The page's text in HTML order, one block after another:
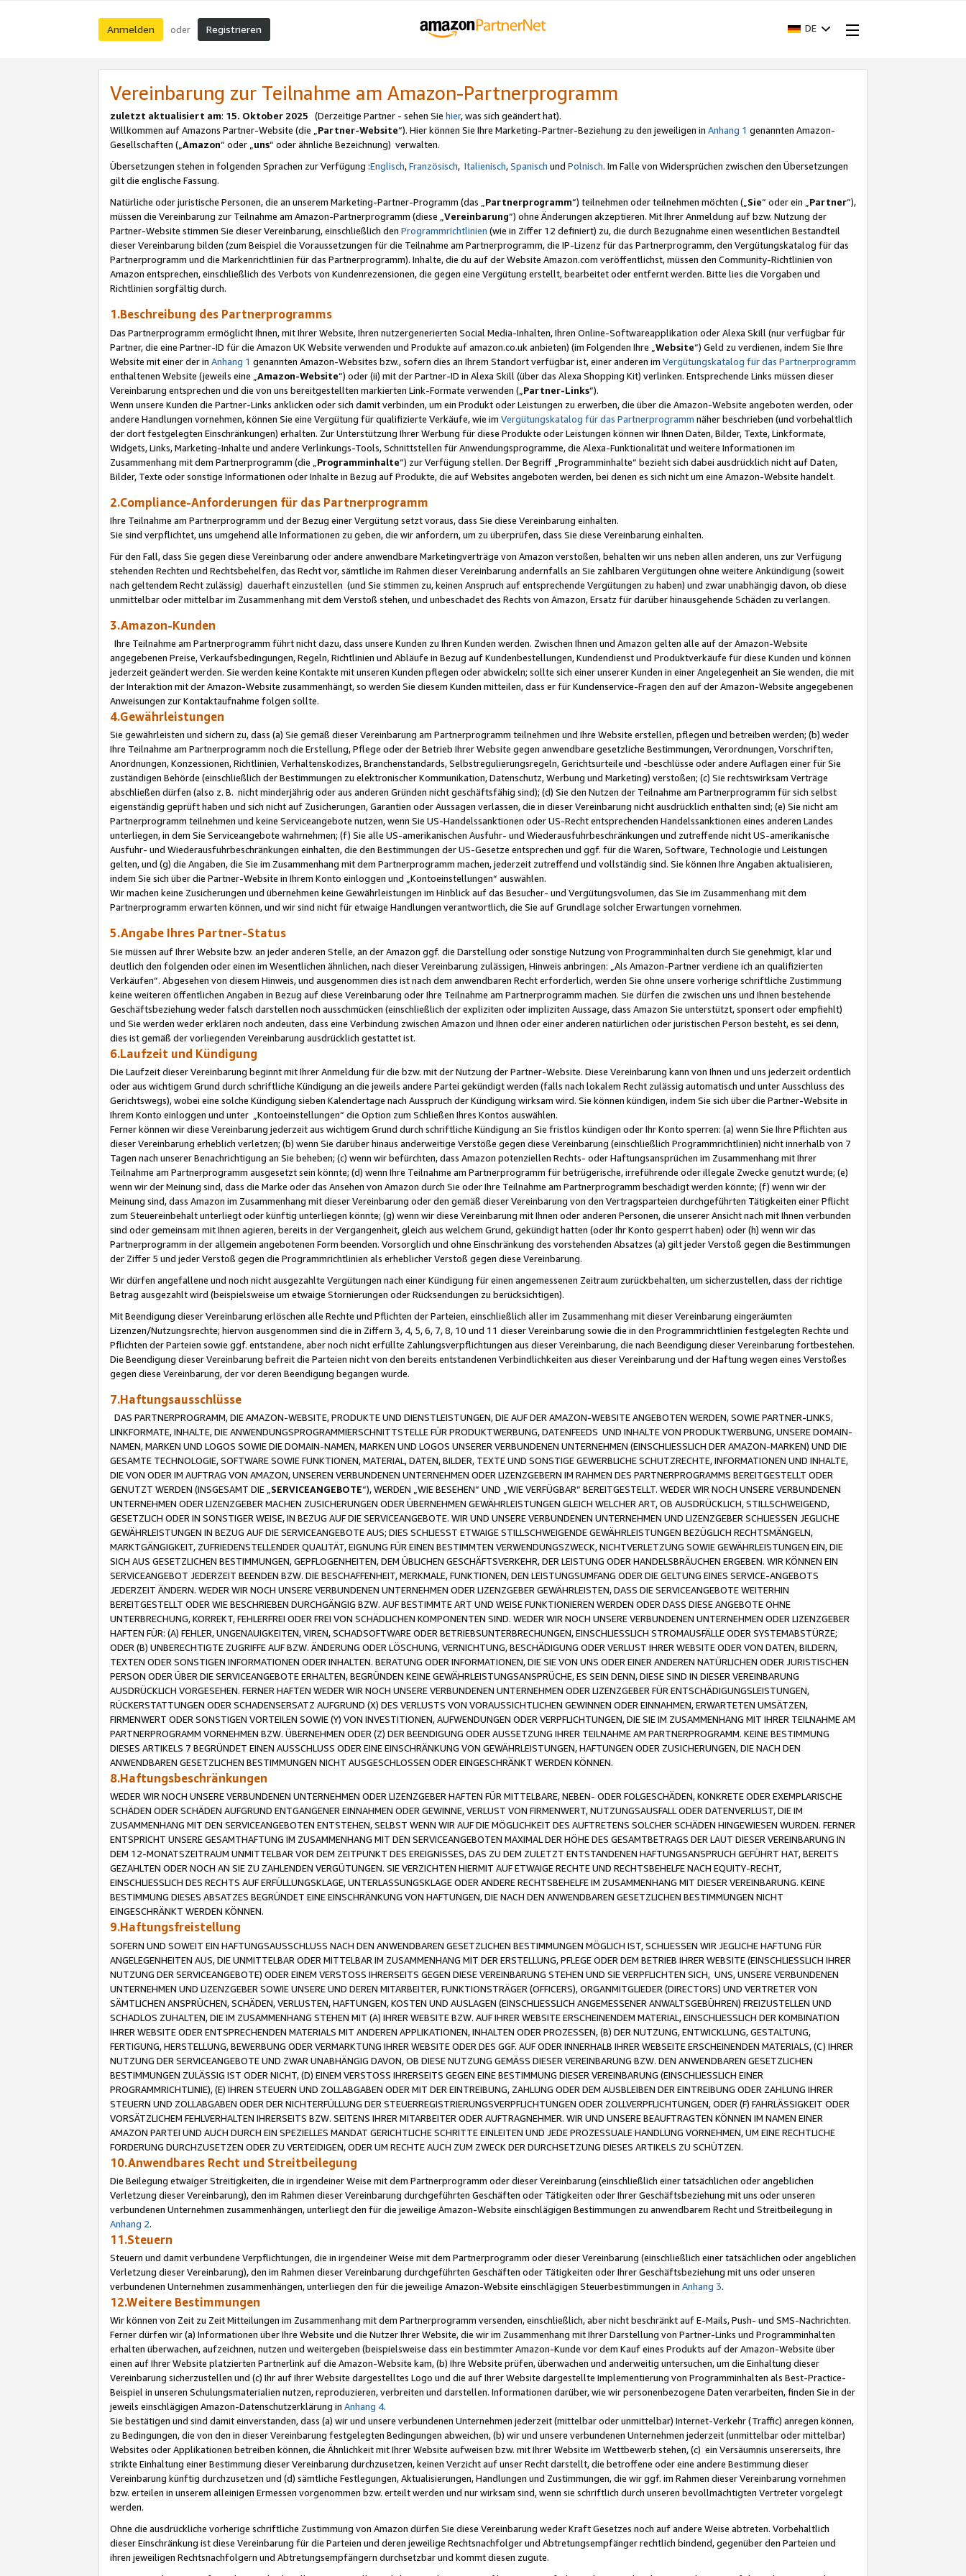
Anmelden oder Registrieren DE
Vereinbarung zur Teilnahme am Amazon-Partnerprogramm
zuletzt aktualisiert am: 15. Oktober 2025 (Derzeitige Partner - sehen Sie hier, was sich geändert hat).
Willkommen auf Amazons Partner-Website (die „Partner-Website“). Hier können Sie Ihre Marketing-Partner-Beziehung zu den jeweiligen in Anhang 1 genannten Amazon-
Gesellschaften („Amazon“ oder „uns“ oder ähnliche Bezeichnung) verwalten.
Übersetzungen stehen in folgenden Sprachen zur Verfügung :Englisch,Französisch, Italienisch,Spanisch und Polnisch. Im Falle von Widersprüchen zwischen den Übersetzungen
gilt die englische Fassung.
Natürliche oder juristische Personen, die an unserem Marketing-Partner-Programm (das „Partnerprogramm“) teilnehmen oder teilnehmen möchten („Sie“ oder ein „Partner“),
müssen die Vereinbarung zur Teilnahme am Amazon-Partnerprogramm (diese „Vereinbarung“) ohne Änderungen akzeptieren. Mit Ihrer Anmeldung auf bzw. Nutzung der
Partner-Website stimmen Sie dieser Vereinbarung, einschließlich den Programmrichtlinien (wie in Ziffer 12 definiert) zu, die durch Bezugnahme einen wesentlichen Bestandteil
dieser Vereinbarung bilden (zum Beispiel die Voraussetzungen für die Teilnahme am Partnerprogramm, die IP-Lizenz für das Partnerprogramm, den Vergütungskatalog für das
Partnerprogramm und die Markenrichtlinien für das Partnerprogramm). Inhalte, die du auf der Website Amazon.com veröffentlichst, müssen den Community-Richtlinien von
Amazon entsprechen, einschließlich des Verbots von Kundenrezensionen, die gegen eine Vergütung erstellt, bearbeitet oder entfernt werden. Bitte lies die Vorgaben und
Richtlinien sorgfältig durch.
1.Beschreibung des Partnerprogramms
Das Partnerprogramm ermöglicht Ihnen, mit Ihrer Website, Ihren nutzergenerierten Social Media-Inhalten, Ihren Online-Softwareapplikation oder Alexa Skill (nur verfügbar für
Partner, die eine Partner-ID für die Amazon UK Website verwenden und Produkte auf amazon.co.uk anbieten) (im Folgenden Ihre „ Website“) Geld zu verdienen, indem Sie Ihre
Website mit einer der in Anhang 1 genannten Amazon-Websites bzw., sofern dies an Ihrem Standort verfügbar ist, einer anderen im Vergütungskatalog für das Partnerprogramm
enthaltenen Website (jeweils eine „ Amazon-Website“) oder (ii) mit der Partner-ID in Alexa Skill (über das Alexa Shopping Kit) verlinken. Entsprechende Links müssen dieser
Vereinbarung entsprechen und die von uns bereitgestellten markierten Link-Formate verwenden („ Partner-Links“).
Wenn unsere Kunden die Partner-Links anklicken oder sich damit verbinden, um ein Produkt oder Leistungen zu erwerben, die über die Amazon-Website angeboten werden, oder
andere Handlungen vornehmen, können Sie eine Vergütung für qualifizierte Verkäufe, wie im Vergütungskatalog für das Partnerprogramm näher beschrieben (und vorbehaltlich
der dort festgelegten Einschränkungen) erhalten. Zur Unterstützung Ihrer Werbung für diese Produkte oder Leistungen können wir Ihnen Daten, Bilder, Texte, Linkformate,
Widgets, Links, Marketing-Inhalte und andere Verlinkungs-Tools, Schnittstellen für Anwendungsprogramme, die Alexa-Funktionalität und weitere Informationen im
Zusammenhang mit dem Partnerprogramm (die „ Programminhalte“) zur Verfügung stellen. Der Begriff „Programminhalte“ bezieht sich dabei ausdrücklich nicht auf Daten,
Bilder, Texte oder sonstige Informationen oder Inhalte in Bezug auf Produkte, die auf Websites angeboten werden, bei denen es sich nicht um eine Amazon-Website handelt.
2.Compliance-Anforderungen für das Partnerprogramm
Ihre Teilnahme am Partnerprogramm und der Bezug einer Vergütung setzt voraus, dass Sie diese Vereinbarung einhalten.
Sie sind verpflichtet, uns umgehend alle Informationen zu geben, die wir anfordern, um zu überprüfen, dass Sie diese Vereinbarung einhalten.
Für den Fall, dass Sie gegen diese Vereinbarung oder andere anwendbare Marketingverträge von Amazon verstoßen, behalten wir uns neben allen anderen, uns zur Verfügung
stehenden Rechten und Rechtsbehelfen, das Recht vor, sämtliche im Rahmen dieser Vereinbarung andernfalls an Sie zahlbaren Vergütungen ohne weitere Ankündigung (soweit
nach geltendem Recht zulässig) dauerhaft einzustellen (und Sie stimmen zu, keinen Anspruch auf entsprechende Vergütungen zu haben) und zwar unabhängig davon, ob diese
unmittelbar oder mittelbar im Zusammenhang mit dem Verstoß stehen, und unbeschadet des Rechts von Amazon, Ersatz für darüber hinausgehende Schäden zu verlangen.
3.Amazon-Kunden
Ihre Teilnahme am Partnerprogramm führt nicht dazu, dass unsere Kunden zu Ihren Kunden werden. Zwischen Ihnen und Amazon gelten alle auf der Amazon-Website
angegebenen Preise, Verkaufsbedingungen, Regeln, Richtlinien und Abläufe in Bezug auf Kundenbestellungen, Kundendienst und Produktverkäufe für diese Kunden und können
jederzeit geändert werden. Sie werden keine Kontakte mit unseren Kunden pflegen oder abwickeln; sollte sich einer unserer Kunden in einer Angelegenheit an Sie wenden, die mit
der Interaktion mit der Amazon-Website zusammenhängt, so werden Sie diesem Kunden mitteilen, dass er für Kundenservice-Fragen den auf der Amazon-Website angegebenen
Anweisungen zur Kontaktaufnahme folgen sollte.
4.Gewährleistungen
Sie gewährleisten und sichern zu, dass (a) Sie gemäß dieser Vereinbarung am Partnerprogramm teilnehmen und Ihre Website erstellen, pflegen und betreiben werden; (b) weder
Ihre Teilnahme am Partnerprogramm noch die Erstellung, Pflege oder der Betrieb Ihrer Website gegen anwendbare gesetzliche Bestimmungen, Verordnungen, Vorschriften,
Anordnungen, Konzessionen, Richtlinien, Verhaltenskodizes, Branchenstandards, Selbstregulierungsregeln, Gerichtsurteile und -beschlüsse oder andere Auflagen einer für Sie
zuständigen Behörde (einschließlich der Bestimmungen zu elektronischer Kommunikation, Datenschutz, Werbung und Marketing) verstoßen; (c) Sie rechtswirksam Verträge
abschließen dürfen (also z. B. nicht minderjährig oder aus anderen Gründen nicht geschäftsfähig sind); (d) Sie den Nutzen der Teilnahme am Partnerprogramm für sich selbst
eigenständig geprüft haben und sich nicht auf Zusicherungen, Garantien oder Aussagen verlassen, die in dieser Vereinbarung nicht ausdrücklich enthalten sind; (e) Sie nicht am
Partnerprogramm teilnehmen und keine Serviceangebote nutzen, wenn Sie US-Handelssanktionen oder US-Recht entsprechenden Handelssanktionen eines anderen Landes
unterliegen, in dem Sie Serviceangebote wahrnehmen; (f) Sie alle US-amerikanischen Ausfuhr- und Wiederausfuhrbeschränkungen und zutreffende nicht US-amerikanische
Ausfuhr- und Wiederausfuhrbeschränkungen einhalten, die den Bestimmungen der US-Gesetze entsprechen und ggf. für die Waren, Software, Technologie und Leistungen
gelten, und (g) die Angaben, die Sie im Zusammenhang mit dem Partnerprogramm machen, jederzeit zutreffend und vollständig sind. Sie können Ihre Angaben aktualisieren,
indem Sie sich über die Partner-Website in Ihrem Konto einloggen und „Kontoeinstellungen“ auswählen.
Wir machen keine Zusicherungen und übernehmen keine Gewährleistungen im Hinblick auf das Besucher- und Vergütungsvolumen, das Sie im Zusammenhang mit dem
Partnerprogramm erwarten können, und wir sind nicht für etwaige Handlungen verantwortlich, die Sie auf Grundlage solcher Erwartungen vornehmen.
5.Angabe Ihres Partner-Status
Sie müssen auf Ihrer Website bzw. an jeder anderen Stelle, an der Amazon ggf. die Darstellung oder sonstige Nutzung von Programminhalten durch Sie genehmigt, klar und
deutlich den folgenden oder einen im Wesentlichen ähnlichen, nach dieser Vereinbarung zulässigen, Hinweis anbringen: „Als Amazon-Partner verdiene ich an qualifizierten
Verkäufen“. Abgesehen von diesem Hinweis, und ausgenommen dies ist nach dem anwendbaren Recht erforderlich, werden Sie ohne unsere vorherige schriftliche Zustimmung
keine weiteren öffentlichen Angaben in Bezug auf diese Vereinbarung oder Ihre Teilnahme am Partnerprogramm machen. Sie dürfen die zwischen uns und Ihnen bestehende
Geschäftsbeziehung weder falsch darstellen noch ausschmücken (einschließlich der expliziten oder impliziten Aussage, dass Amazon Sie unterstützt, sponsert oder empfiehlt)
und Sie werden weder erklären noch andeuten, dass eine Verbindung zwischen Amazon und Ihnen oder einer anderen natürlichen oder juristischen Person besteht, es sei denn,
dies ist gemäß der vorliegenden Vereinbarung ausdrücklich gestattet ist.
6.Laufzeit und Kündigung
Die Laufzeit dieser Vereinbarung beginnt mit Ihrer Anmeldung für die bzw. mit der Nutzung der Partner-Website. Diese Vereinbarung kann von Ihnen und uns jederzeit ordentlich
oder aus wichtigem Grund durch schriftliche Kündigung an die jeweils andere Partei gekündigt werden (falls nach lokalem Recht zulässig automatisch und unter Ausschluss des
Gerichtswegs), wobei eine solche Kündigung sieben Kalendertage nach Ausspruch der Kündigung wirksam wird. Sie können kündigen, indem Sie sich über die Partner-Website in
Ihrem Konto einloggen und unter „Kontoeinstellungen“ die Option zum Schließen Ihres Kontos auswählen.
Ferner können wir diese Vereinbarung jederzeit aus wichtigem Grund durch schriftliche Kündigung an Sie fristlos kündigen oder Ihr Konto sperren: (a) wenn Sie Ihre Pflichten aus
dieser Vereinbarung erheblich verletzen; (b) wenn Sie darüber hinaus anderweitige Verstöße gegen diese Vereinbarung (einschließlich Programmrichtlinien) nicht innerhalb von 7
Tagen nach unserer Benachrichtigung an Sie beheben; (c) wenn wir befürchten, dass Amazon potenziellen Rechts- oder Haftungsansprüchen im Zusammenhang mit Ihrer
Teilnahme am Partnerprogramm ausgesetzt sein könnte; (d) wenn Ihre Teilnahme am Partnerprogramm für betrügerische, irreführende oder illegale Zwecke genutzt wurde; (e)
wenn wir der Meinung sind, dass die Marke oder das Ansehen von Amazon durch Sie oder Ihre Teilnahme am Partnerprogramm beschädigt werden könnte; (f) wenn wir der
Meinung sind, dass Amazon im Zusammenhang mit dieser Vereinbarung oder den gemäß dieser Vereinbarung von den Vertragsparteien durchgeführten Tätigkeiten einer Pflicht
zum Steuereinbehalt unterliegt oder künftig unterliegen könnte; (g) wenn wir diese Vereinbarung mit Ihnen oder anderen Personen, die unserer Ansicht nach mit Ihnen verbunden
sind oder gemeinsam mit Ihnen agieren, bereits in der Vergangenheit, gleich aus welchem Grund, gekündigt hatten (oder Ihr Konto gesperrt haben) oder (h) wenn wir das
Partnerprogramm in der allgemein angebotenen Form beenden. Vorsorglich und ohne Einschränkung des vorstehenden Absatzes (a) gilt jeder Verstoß gegen die Bestimmungen
der Ziffer 5 und jeder Verstoß gegen die Programmrichtlinien als erheblicher Verstoß gegen diese Vereinbarung.
Wir dürfen angefallene und noch nicht ausgezahlte Vergütungen nach einer Kündigung für einen angemessenen Zeitraum zurückbehalten, um sicherzustellen, dass der richtige
Betrag ausgezahlt wird (beispielsweise um etwaige Stornierungen oder Rücksendungen zu berücksichtigen).
Mit Beendigung dieser Vereinbarung erlöschen alle Rechte und Pflichten der Parteien, einschließlich aller im Zusammenhang mit dieser Vereinbarung eingeräumten
Lizenzen/Nutzungsrechte; hiervon ausgenommen sind die in Ziffern 3, 4, 5, 6, 7, 8, 10 und 11 dieser Vereinbarung sowie die in den Programmrichtlinien festgelegten Rechte und
Pflichten der Parteien sowie ggf. entstandene, aber noch nicht erfüllte Zahlungsverpflichtungen aus dieser Vereinbarung, die nach Beendigung dieser Vereinbarung fortbestehen.
Die Beendigung dieser Vereinbarung befreit die Parteien nicht von den bereits entstandenen Verbindlichkeiten aus dieser Vereinbarung und der Haftung wegen eines Verstoßes
gegen diese Vereinbarung, der vor deren Beendigung begangen wurde.
7.Haftungsausschlüsse
DAS PARTNERPROGRAMM, DIE AMAZON-WEBSITE, PRODUKTE UND DIENSTLEISTUNGEN, DIE AUF DER AMAZON-WEBSITE ANGEBOTEN WERDEN, SOWIE PARTNER-LINKS,
LINKFORMATE, INHALTE, DIE ANWENDUNGSPROGRAMMIERSCHNITTSTELLE FÜR PRODUKTWERBUNG, DATENFEEDS UND INHALTE VON PRODUKTWERBUNG, UNSERE DOMAIN-
NAMEN, MARKEN UND LOGOS SOWIE DIE DOMAIN-NAMEN, MARKEN UND LOGOS UNSERER VERBUNDENEN UNTERNEHMEN (EINSCHLIESSLICH DER AMAZON-MARKEN) UND DIE
GESAMTE TECHNOLOGIE, SOFTWARE SOWIE FUNKTIONEN, MATERIAL, DATEN, BILDER, TEXTE UND SONSTIGE GEWERBLICHE SCHUTZRECHTE, INFORMATIONEN UND INHALTE,
DIE VON ODER IM AUFTRAG VON AMAZON, UNSEREN VERBUNDENEN UNTERNEHMEN ODER LIZENZGEBERN IM RAHMEN DES PARTNERPROGRAMMS BEREITGESTELLT ODER
GENUTZT WERDEN (INSGESAMT DIE „ SERVICEANGEBOTE“), WERDEN „WIE BESEHEN“ UND „WIE VERFÜGBAR“ BEREITGESTELLT. WEDER WIR NOCH UNSERE VERBUNDENEN
UNTERNEHMEN ODER LIZENZGEBER MACHEN ZUSICHERUNGEN ODER ÜBERNEHMEN GEWÄHRLEISTUNGEN GLEICH WELCHER ART, OB AUSDRÜCKLICH, STILLSCHWEIGEND,
GESETZLICH ODER IN SONSTIGER WEISE, IN BEZUG AUF DIE SERVICEANGEBOTE. WIR UND UNSERE VERBUNDENEN UNTERNEHMEN UND LIZENZGEBER SCHLIESSEN JEGLICHE
GEWÄHRLEISTUNGEN IN BEZUG AUF DIE SERVICEANGEBOTE AUS; DIES SCHLIESST ETWAIGE STILLSCHWEIGENDE GEWÄHRLEISTUNGEN BEZÜGLICH RECHTSMÄNGELN,
MARKTGÄNGIGKEIT, ZUFRIEDENSTELLENDER QUALITÄT, EIGNUNG FÜR EINEN BESTIMMTEN VERWENDUNGSZWECK, NICHTVERLETZUNG SOWIE GEWÄHRLEISTUNGEN EIN, DIE
SICH AUS GESETZLICHEN BESTIMMUNGEN, GEPFLOGENHEITEN, DEM ÜBLICHEN GESCHÄFTSVERKEHR, DER LEISTUNG ODER HANDELSBRÄUCHEN ERGEBEN. WIR KÖNNEN EIN
SERVICEANGEBOT JEDERZEIT BEENDEN BZW. DIE BESCHAFFENHEIT, MERKMALE, FUNKTIONEN, DEN LEISTUNGSUMFANG ODER DIE GELTUNG EINES SERVICE-ANGEBOTS
JEDERZEIT ÄNDERN. WEDER WIR NOCH UNSERE VERBUNDENEN UNTERNEHMEN ODER LIZENZGEBER GEWÄHRLEISTEN, DASS DIE SERVICEANGEBOTE WEITERHIN
BEREITGESTELLT ODER WIE BESCHRIEBEN DURCHGÄNGIG BZW. AUF BESTIMMTE ART UND WEISE FUNKTIONIEREN WERDEN ODER DASS DIESE ANGEBOTE OHNE
UNTERBRECHUNG, KORREKT, FEHLERFREI ODER FREI VON SCHÄDLICHEN KOMPONENTEN SIND. WEDER WIR NOCH UNSERE VERBUNDENEN UNTERNEHMEN ODER LIZENZGEBER
HAFTEN FÜR: (A) FEHLER, UNGENAUIGKEITEN, VIREN, SCHADSOFTWARE ODER BETRIEBSUNTERBRECHUNGEN, EINSCHLIESSLICH STROMAUSFÄLLE ODER SYSTEMABSTÜRZE;
ODER (B) UNBERECHTIGTE ZUGRIFFE AUF BZW. ÄNDERUNG ODER LÖSCHUNG, VERNICHTUNG, BESCHÄDIGUNG ODER VERLUST IHRER WEBSITE ODER VON DATEN, BILDERN,
TEXTEN ODER SONSTIGEN INFORMATIONEN ODER INHALTEN. BERATUNG ODER INFORMATIONEN, DIE SIE VON UNS ODER EINER ANDEREN NATÜRLICHEN ODER JURISTISCHEN
PERSON ODER ÜBER DIE SERVICEANGEBOTE ERHALTEN, BEGRÜNDEN KEINE GEWÄHRLEISTUNGSANSPRÜCHE, ES SEIN DENN, DIESE SIND IN DIESER VEREINBARUNG
AUSDRÜCKLICH VORGESEHEN. FERNER HAFTEN WEDER WIR NOCH UNSERE VERBUNDENEN UNTERNEHMEN ODER LIZENZGEBER FÜR ENTSCHÄDIGUNGSLEISTUNGEN,
RÜCKERSTATTUNGEN ODER SCHADENSERSATZ AUFGRUND (X) DES VERLUSTS VON VORAUSSICHTLICHEN GEWINNEN ODER EINNAHMEN, ERWARTETEN UMSÄTZEN,
FIRMENWERT ODER SONSTIGEN VORTEILEN SOWIE (Y) VON INVESTITIONEN, AUFWENDUNGEN ODER VERPFLICHTUNGEN, DIE SIE IM ZUSAMMENHANG MIT IHRER TEILNAHME AM
PARTNERPROGRAMM VORNEHMEN BZW. ÜBERNEHMEN ODER (Z) DER BEENDIGUNG ODER AUSSETZUNG IHRER TEILNAHME AM PARTNERPROGRAMM. KEINE BESTIMMUNG
DIESES ARTIKELS 7 BEGRÜNDET EINEN AUSSCHLUSS ODER EINE EINSCHRÄNKUNG VON GEWÄHRLEISTUNGEN, HAFTUNGEN ODER ZUSICHERUNGEN, DIE NACH DEN
ANWENDBAREN GESETZLICHEN BESTIMMUNGEN NICHT AUSGESCHLOSSEN ODER EINGESCHRÄNKT WERDEN KÖNNEN.
8.Haftungsbeschränkungen
WEDER WIR NOCH UNSERE VERBUNDENEN UNTERNEHMEN ODER LIZENZGEBER HAFTEN FÜR MITTELBARE, NEBEN- ODER FOLGESCHÄDEN, KONKRETE ODER EXEMPLARISCHE
SCHÄDEN ODER SCHÄDEN AUFGRUND ENTGANGENER EINNAHMEN ODER GEWINNE, VERLUST VON FIRMENWERT, NUTZUNGSAUSFALL ODER DATENVERLUST, DIE IM
ZUSAMMENHANG MIT DEN SERVICEANGEBOTEN ENTSTEHEN, SELBST WENN WIR AUF DIE MÖGLICHKEIT DES AUFTRETENS SOLCHER SCHÄDEN HINGEWIESEN WURDEN. FERNER
ENTSPRICHT UNSERE GESAMTHAFTUNG IM ZUSAMMENHANG MIT DEN SERVICEANGEBOTEN MAXIMAL DER HÖHE DES GESAMTBETRAGS DER LAUT DIESER VEREINBARUNG IN
DEM 12-MONATSZEITRAUM UNMITTELBAR VOR DEM ZEITPUNKT DES EREIGNISSES, DAS ZU DEM ZULETZT ENTSTANDENEN HAFTUNGSANSPRUCH GEFÜHRT HAT, BEREITS
GEZAHLTEN ODER NOCH AN SIE ZU ZAHLENDEN VERGÜTUNGEN. SIE VERZICHTEN HIERMIT AUF ETWAIGE RECHTE UND RECHTSBEHELFE NACH EQUITY-RECHT,
EINSCHLIESSLICH DES RECHTS AUF ERFÜLLUNGSKLAGE, UNTERLASSUNGSKLAGE ODER ANDERE RECHTSBEHELFE IM ZUSAMMENHANG MIT DIESER VEREINBARUNG. KEINE
BESTIMMUNG DIESES ABSATZES BEGRÜNDET EINE EINSCHRÄNKUNG VON HAFTUNGEN, DIE NACH DEN ANWENDBAREN GESETZLICHEN BESTIMMUNGEN NICHT
EINGESCHRÄNKT WERDEN KÖNNEN.
9.Haftungsfreistellung
SOFERN UND SOWEIT EIN HAFTUNGSAUSSCHLUSS NACH DEN ANWENDBAREN GESETZLICHEN BESTIMMUNGEN MÖGLICH IST, SCHLIESSEN WIR JEGLICHE HAFTUNG FÜR
ANGELEGENHEITEN AUS, DIE UNMITTELBAR ODER MITTELBAR IM ZUSAMMENHANG MIT DER ERSTELLUNG, PFLEGE ODER DEM BETRIEB IHRER WEBSITE (EINSCHLIESSLICH IHRER
NUTZUNG DER SERVICEANGEBOTE) ODER EINEM VERSTOSS IHRERSEITS GEGEN DIESE VEREINBARUNG STEHEN UND SIE VERPFLICHTEN SICH, UNS, UNSERE VERBUNDENEN
UNTERNEHMEN UND LIZENZGEBER SOWIE UNSERE UND DEREN MITARBEITER, FUNKTIONSTRÄGER (OFFICERS), ORGANMITGLIEDER (DIRECTORS) UND VERTRETER VON
SÄMTLICHEN ANSPRÜCHEN, SCHÄDEN, VERLUSTEN, HAFTUNGEN, KOSTEN UND AUSLAGEN (EINSCHLIESSLICH ANGEMESSENER ANWALTSGEBÜHREN) FREIZUSTELLEN UND
SCHADLOS ZUHALTEN, DIE IM ZUSAMMENHANG STEHEN MIT (A) IHRER WEBSITE BZW. AUF IHRER WEBSITE ERSCHEINENDEM MATERIAL, EINSCHLIESSLICH DER KOMBINATION
IHRER WEBSITE ODER ENTSPRECHENDEN MATERIALS MIT ANDEREN APPLIKATIONEN, INHALTEN ODER PROZESSEN, (B) DER NUTZUNG, ENTWICKLUNG, GESTALTUNG,
FERTIGUNG, HERSTELLUNG, BEWERBUNG ODER VERMARKTUNG IHRER WEBSITE ODER DES GGF. AUF ODER INNERHALB IHRER WEBSEITE ERSCHEINENDEN MATERIALS, (C) IHRER
NUTZUNG DER SERVICEANGEBOTE UND ZWAR UNABHÄNGIG DAVON, OB DIESE NUTZUNG GEMÄSS DIESER VEREINBARUNG BZW. DEN ANWENDBAREN GESETZLICHEN
BESTIMMUNGEN ZULÄSSIG IST ODER NICHT, (D) EINEM VERSTOSS IHRERSEITS GEGEN EINE BESTIMMUNG DIESER VEREINBARUNG (EINSCHLIESSLICH EINER
PROGRAMMRICHTLINIE), (E) IHREN STEUERN UND ZOLLABGABEN ODER MIT DER EINTREIBUNG, ZAHLUNG ODER DEM AUSBLEIBEN DER EINTREIBUNG ODER ZAHLUNG IHRER
STEUERN UND ZOLLABGABEN ODER DER NICHTERFÜLLUNG DER STEUERREGISTRIERUNGSVERPFLICHTUNGEN ODER ZOLLVERPFLICHTUNGEN, ODER (F) FAHRLÄSSIGKEIT ODER
VORSÄTZLICHEM FEHLVERHALTEN IHRERSEITS BZW. SEITENS IHRER MITARBEITER ODER AUFTRAGNEHMER. WIR UND UNSERE BEAUFTRAGTEN KÖNNEN IM NAMEN EINER
AMAZON PARTEI UND AUCH DURCH EIN SPEZIELLES MANDAT GERICHTLICHE SCHRITTE EINLEITEN UND JEDE PROZESSUALE HANDLUNG VORNEHMEN, UM EINE RECHTLICHE
FORDERUNG DURCHZUSETZEN ODER ZU VERTEIDIGEN, ODER UM RECHTE AUCH ZUM ZWECK DER DURCHSETZUNG DIESES ARTIKELS ZU SCHÜTZEN.
10.Anwendbares Recht und Streitbeilegung
Die Beilegung etwaiger Streitigkeiten, die in irgendeiner Weise mit dem Partnerprogramm oder dieser Vereinbarung (einschließlich einer tatsächlichen oder angeblichen
Verletzung dieser Vereinbarung), den im Rahmen dieser Vereinbarung durchgeführten Geschäften oder Tätigkeiten oder Ihrer Geschäftsbeziehung mit uns oder unseren
verbundenen Unternehmen zusammenhängen, unterliegt den für die jeweilige Amazon-Website einschlägigen Bestimmungen zu anwendbarem Recht und Streitbeilegung in
Anhang 2.
11.Steuern
Steuern und damit verbundene Verpflichtungen, die in irgendeiner Weise mit dem Partnerprogramm oder dieser Vereinbarung (einschließlich einer tatsächlichen oder angeblichen
Verletzung dieser Vereinbarung), den im Rahmen dieser Vereinbarung durchgeführten Geschäften oder Tätigkeiten oder Ihrer Geschäftsbeziehung mit uns oder unseren
verbundenen Unternehmen zusammenhängen, unterliegen den für die jeweilige Amazon-Website einschlägigen Steuerbestimmungen in Anhang 3.
12.Weitere Bestimmungen
Wir können von Zeit zu Zeit Mitteilungen im Zusammenhang mit dem Partnerprogramm versenden, einschließlich, aber nicht beschränkt auf E-Mails, Push- und SMS-Nachrichten.
Ferner dürfen wir (a) Informationen über Ihre Website und die Nutzer Ihrer Website, die wir im Zusammenhang mit Ihrer Darstellung von Partner-Links und Programminhalten
erhalten überwachen, aufzeichnen, nutzen und weitergeben (beispielsweise dass ein bestimmter Amazon-Kunde vor dem Kauf eines Produkts auf der Amazon-Website über
einen auf Ihrer Website platzierten Partnerlink auf die Amazon-Website kam, (b) Ihre Website prüfen, überwachen und anderweitig untersuchen, um die Einhaltung dieser
Vereinbarung sicherzustellen und (c) Ihr auf Ihrer Website dargestelltes Logo und die auf Ihrer Website dargestellte Implementierung von Programminhalten als Best-Practice-
Beispiel in unseren Schulungsmaterialien nutzen, reproduzieren, verbreiten und darstellen. Informationen darüber, wie wir personenbezogene Daten verarbeiten, finden Sie in der
jeweils einschlägigen Amazon-Datenschutzerklärung in Anhang 4.
Sie bestätigen und sind damit einverstanden, dass (a) wir und unsere verbundenen Unternehmen jederzeit (mittelbar oder unmittelbar) Internet-Verkehr (Traffic) anregen können,
zu Bedingungen, die von den in dieser Vereinbarung festgelegten Bedingungen abweichen, (b) wir und unsere verbundenen Unternehmen jederzeit (unmittelbar oder mittelbar)
Websites oder Applikationen betreiben können, die Ähnlichkeit mit Ihrer Website aufweisen bzw. mit Ihrer Website im Wettbewerb stehen, (c) ein Versäumnis unsererseits, Ihre
strikte Einhaltung einer Bestimmung dieser Vereinbarung durchzusetzen, keinen Verzicht auf unser Recht darstellt, die betroffene oder eine andere Bestimmung dieser
Vereinbarung künftig durchzusetzen und (d) sämtliche Festlegungen, Aktualisierungen, Handlungen und Zustimmungen, die wir ggf. im Rahmen dieser Vereinbarung vornehmen
bzw. erteilen in unserem alleinigen Ermessen vorgenommen bzw. erteilt werden und nur wirksam sind, wenn sie schriftlich durch unseren bevollmächtigten Vertreter vorgelegt
werden.
Ohne die ausdrückliche vorherige schriftliche Zustimmung von Amazon dürfen Sie diese Vereinbarung weder Kraft Gesetzes noch auf andere Weise abtreten. Vorbehaltlich
dieser Einschränkung ist diese Vereinbarung für die Parteien und deren jeweilige Rechtsnachfolger und Abtretungsempfänger rechtlich bindend, gegenüber den Parteien und
ihren jeweiligen Rechtsnachfolgern und Abtretungsempfängern durchsetzbar und kommt diesen zugute.